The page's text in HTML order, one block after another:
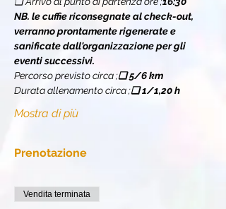
NB. le cuffie riconsegnate al check-out,
verranno prontamente rigenerate e
sanificate dall'organizzazione per gli
eventi successivi.
Percorso previsto circa ;❏ 5/6 km
Durata allenamento circa ;❏ 1/1,20 h
Mostra di più
Prenotazione
Vendita terminata